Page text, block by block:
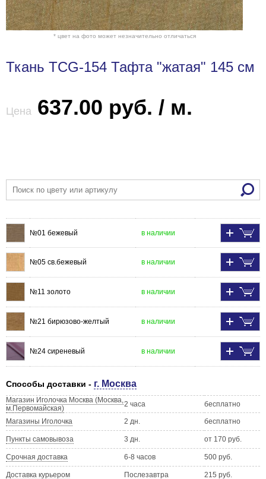
* цвет на фото может незначительно отличаться
Ткань TCG-154 Тафта "жатая" 145 см
Цена 637.00 руб. / м.
№01 бежевый в наличии
№05 св.бежевый в наличии
№11 золото в наличии
№21 бирюзово-желтый в наличии
№24 сиреневый в наличии
Способы доставки - г. Москва
Магазин Иголочка Москва (Москва,
м.Первомайская)
2 часа бесплатно
Магазины Иголочка 2 дн. бесплатно
Пункты самовывоза 3 дн. от 170 руб.
Срочная доставка 6-8 часов 500 руб.
Доставка курьером Послезавтра 215 руб.